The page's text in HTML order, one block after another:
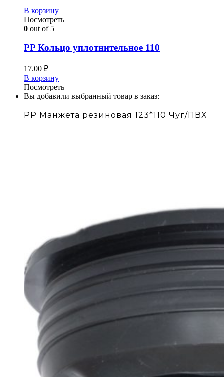
В корзину
Посмотреть
0 out of 5
PP Кольцо уплотнительное 110
17.00 ₽
В корзину
Посмотреть
Вы добавили выбранный товар в заказ:
PP Манжета резиновая 123*110 Чуг/ПВХ